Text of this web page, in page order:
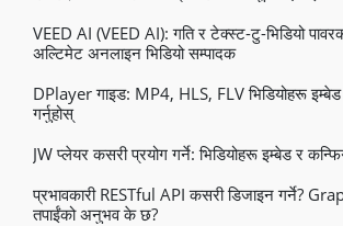
VEED AI (VEED AI): गति र टेक्स्ट-टु-भिडियो
अल्टिमेट अनलाइन भिडियो सम्पादक
DPlayer गाइड: MP4, HLS, FLV भिडियोहरू
गर्नुहोस्
JW प्लेयर कसरी प्रयोग गर्ने: भिडियोहरू इम्बेड र
प्रभावकारी RESTful API कसरी डिजाइन गर्ने?
तपाईंको अनुभव के छ?